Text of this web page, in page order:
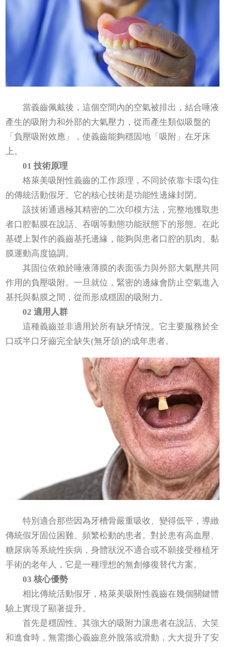
當義齒佩戴後，這個空間內的空氣被排出，結合唾液
產生的吸附力和外部的大氣壓力，從而產生類似吸盤的
「負壓吸附效應」，使義齒能夠穩固地「吸附」在牙床
上。
01 技術原理
格萊美吸附性義齒的工作原理，不同於依靠卡環勾住
的傳統活動假牙。它的核心技術是功能性邊緣封閉。
該技術通過極其精密的二次印模方法，完整地獲取患
者口腔黏膜在說話、吞咽等動態功能狀態下的形態。在此
基礎上製作的義齒基托邊緣，能夠與患者口腔的肌肉、黏
膜運動高度協調。
其固位依賴於唾液薄膜的表面張力與外部大氣壓共同
作用的負壓吸附。一旦就位，緊密的邊緣會防止空氣進入
基托與黏膜之間，從而形成穩固的吸附力。
02 適用人群
這種義齒並非適用於所有缺牙情況。它主要服務於全
口或半口牙齒完全缺失(無牙頜)的成年患者。
特別適合那些因為牙槽骨嚴重吸收、變得低平，導緻
傳統假牙固位困難、頻繁松動的患者。對於患有高血壓、
糖尿病等系統性疾病，身體狀況不適合或不願接受種植牙
手術的老年人，它是一種理想的無創修復替代方案。
03 核心優勢
相比傳統活動假牙，格萊美吸附性義齒在幾個關鍵體
驗上實現了顯著提升。
首先是穩固性。其強大的吸附力讓患者在說話、大笑
和進食時，無需擔心義齒意外脫落或滑動，大大提升了安